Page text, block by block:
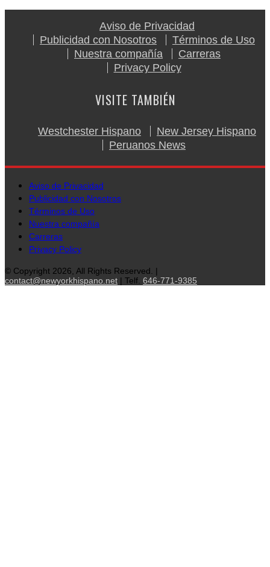
Aviso de Privacidad
Publicidad con Nosotros
Términos de Uso
Nuestra compañía
Carreras
Privacy Policy
VISITE TAMBIÉN
Westchester Hispano
New Jersey Hispano
Peruanos News
Aviso de Privacidad
Publicidad con Nosotros
Términos de Uso
Nuestra compañía
Carreras
Privacy Policy
© Copyright 2026, All Rights Reserved. |
contact@newyorkhispano.net | Telf. 646-771-9385